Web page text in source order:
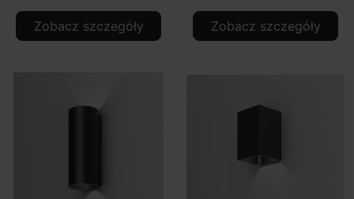
Zobacz szczegóły Zobacz szczegóły